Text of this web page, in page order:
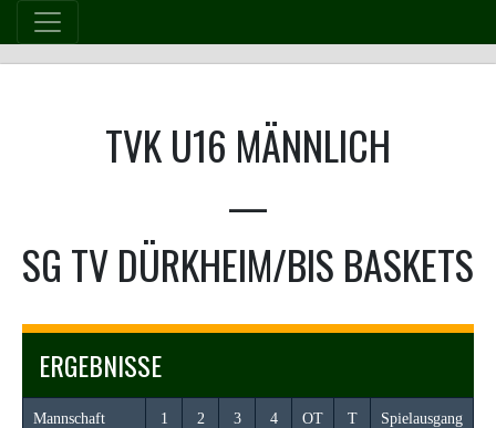
content
TVK U16 MÄNNLICH
—
SG TV DÜRKHEIM/BIS BASKETS
ERGEBNISSE
Mannschaft 1 2 3 4 OT T Spielausgang